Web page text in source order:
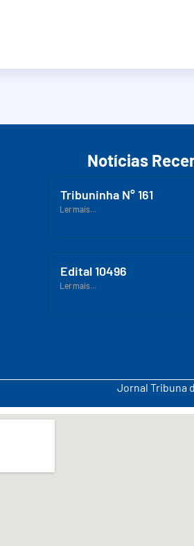
Notícias
Tribuninha N° 161
Ler mais...
Edital 10496
Ler mais...
Jornal Tribuna